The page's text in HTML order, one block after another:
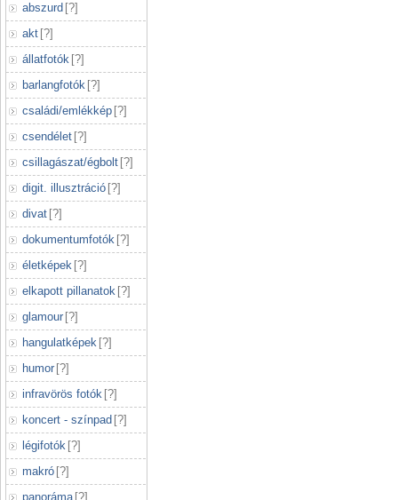
abszurd [?]
akt [?]
állatfotók [?]
barlangfotók [?]
családi/emlékkép [?]
csendélet [?]
csillagászat/égbolt [?]
digit. illusztráció [?]
divat [?]
dokumentumfotók [?]
életképek [?]
elkapott pillanatok [?]
glamour [?]
hangulatképek [?]
humor [?]
infravörös fotók [?]
koncert - színpad [?]
légifotók [?]
makró [?]
panoráma [?]